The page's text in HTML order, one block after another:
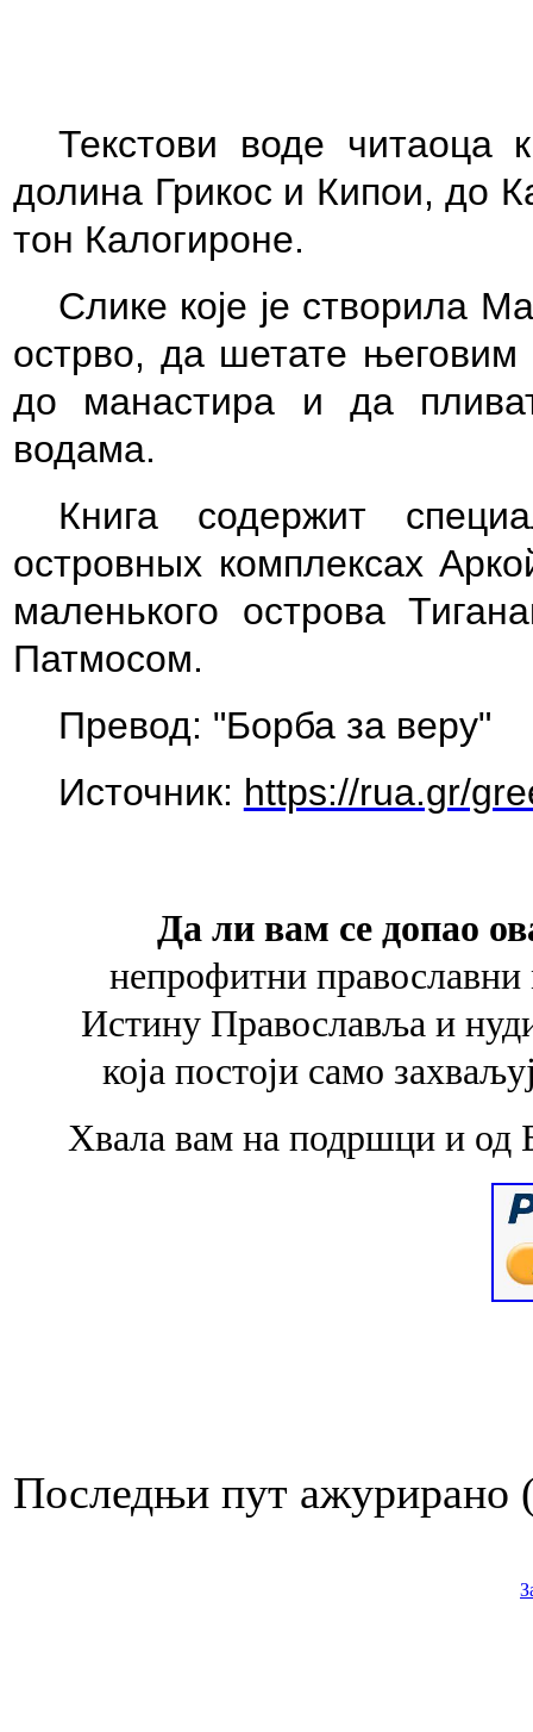
Текстови воде читаоца
долина Грикос и Кипои, до
тон Калогироне.
Слике које је створила
острво, да шетате
до манастира и да
водама.
Книга содержит
островных комплексах
маленького острова
Патмосом.
Превод: "Борба за веру"
Источник: https://rua.gr/
Да ли вам се допао
непрофитни православни
Истину Православља и
која постоји само
Хвала вам на подршци и од
Последњи пут ажурирано